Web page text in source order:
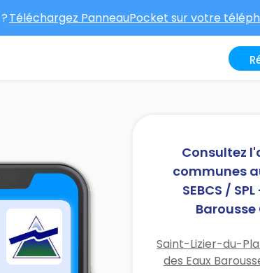
Téléchargez PanneauPocket sur votre
Consultez
communes
SEBCS /
Saint-Lizier-du-
des Eaux